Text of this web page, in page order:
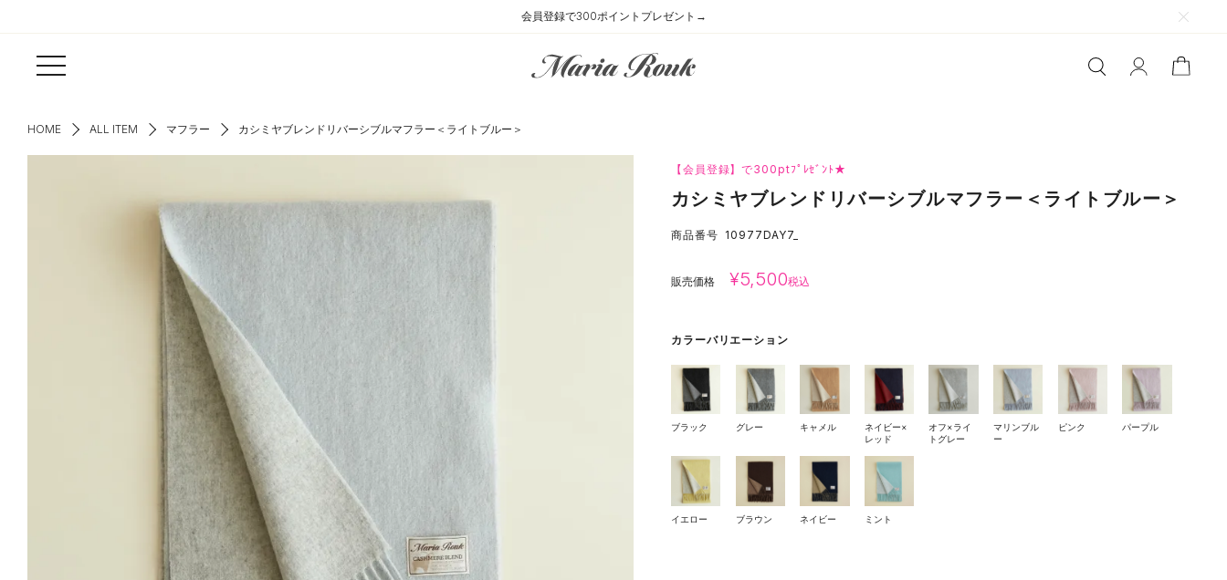
会員登録で300ポイントプレゼント→
HOME ALL ITEM マフラー カシミヤブレンドリバーシブルマフラー＜ライトブルー＞
【会員登録】で300ptﾌﾟﾚｾﾞﾝﾄ★
カシミヤブレンドリバーシブルマフラー＜ライトブルー＞
商品番号 10977DAY7_
販売価格 ¥5,500税込
カラーバリエーション
ブラック グレー キャメル
ネイビー×
レッド
オフ×ライ
トグレー
マリンブル
ー
ピンク パープル
イエロー ブラウン ネイビー ミント